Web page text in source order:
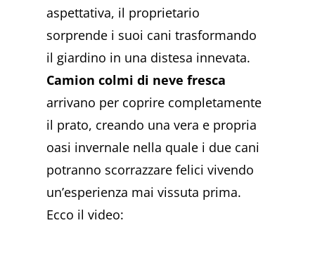
aspettativa, il proprietario
sorprende i suoi cani trasformando
il giardino in una distesa innevata.
Camion colmi di neve fresca
arrivano per coprire completamente
il prato, creando una vera e propria
oasi invernale nella quale i due cani
potranno scorrazzare felici vivendo
un’esperienza mai vissuta prima.
Ecco il video: